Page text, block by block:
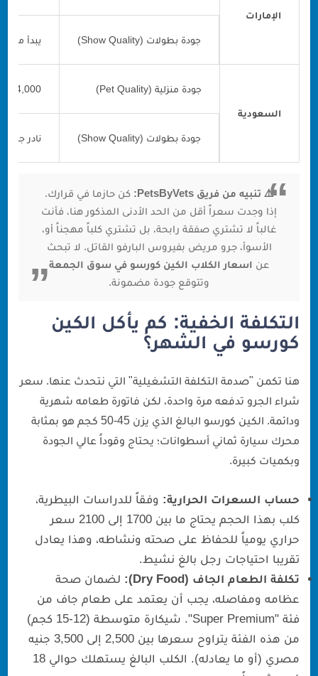
الإمارات
جودة بطولات (Show Quality) يبدأ من 128,000 درهم إماراتي
السعودية
جودة منزلية (Pet Quality) 4,000 - 7,000 ريال سعودي
جودة بطولات (Show Quality) نادر جداً،
⚠️ تنبيه من فريق PetsByVets:
كن حازما في قرارك.
إذا وجدت سعراً أقل من الحد الأدنى المذكور هنا، فأنت
غالباً لا تشتري صفقة رابحة، بل تشتري كلباً مهجناً أو،
الأسوأ، جرو مريض بفيروس البارفو القاتل. لا تبحث
عن اسعار الكلاب الكين كورسو في سوق الجمعة
وتتوقع جودة مضمونة.
التكلفة الخفية: كم يأكل الكين
كورسو في الشهر؟
هنا تكمن "صدمة التكلفة التشغيلية" التي نتحدث عنها. سعر
شراء الجرو تدفعه مرة واحدة، لكن فاتورة طعامه شهرية
ودائمة. الكين كورسو البالغ الذي يزن 45-50 كجم هو بمثابة
محرك سيارة ثماني أسطوانات؛ يحتاج وقوداً عالي الجودة
وبكميات كبيرة.
حساب السعرات الحرارية: وفقاً للدراسات البيطرية،
كلب بهذا الحجم يحتاج ما بين 1700 إلى 2100 سعر
حراري يومياً للحفاظ على صحته ونشاطه، وهذا يعادل
تقريبا احتياجات رجل بالغ نشيط.
تكلفة الطعام الجاف (Dry Food):
لضمان صحة
عظامه ومفاصله، يجب أن يعتمد على طعام جاف من
فئة "Super Premium". شيكارة متوسطة (12-15 كجم)
من هذه الفئة يتراوح سعرها بين 2,500 إلى 3,500 جنيه
مصري (أو ما يعادله). الكلب البالغ يستهلك حوالي 18